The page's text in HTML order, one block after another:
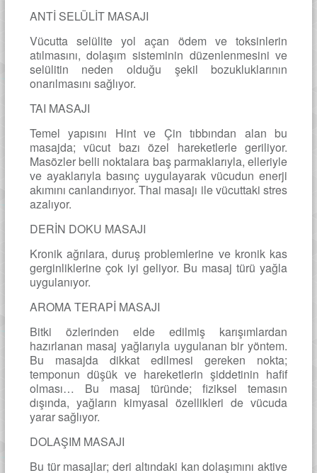
ANTİ SELÜLİT MASAJI
Vücutta selülite yol açan ödem ve toksinlerin
atılmasını, dolaşım sisteminin düzenlenmesini ve
selülitin neden olduğu şekil bozukluklarının
onarılmasını sağlıyor.
TAI MASAJI
Temel yapısını Hint ve Çin tıbbından alan bu
masajda; vücut bazı özel hareketlerle geriliyor.
Masözler belli noktalara baş parmaklarıyla, elleriyle
ve ayaklarıyla basınç uygulayarak vücudun enerji
akımını canlandırıyor. Thai masajı ile vücuttaki stres
azalıyor.
DERİN DOKU MASAJI
Kronik ağrılara, duruş problemlerine ve kronik kas
gerginliklerine çok iyi geliyor. Bu masaj türü yağla
uygulanıyor.
AROMA TERAPİ MASAJI
Bitki özlerinden elde edilmiş karışımlardan
hazırlanan masaj yağlarıyla uygulanan bir yöntem.
Bu masajda dikkat edilmesi gereken nokta;
temponun düşük ve hareketlerin şiddetinin hafif
olması… Bu masaj türünde; fiziksel temasın
dışında, yağların kimyasal özellikleri de vücuda
yarar sağlıyor.
DOLAŞIM MASAJI
Bu tür masajlar; deri altındaki kan dolaşımını aktive